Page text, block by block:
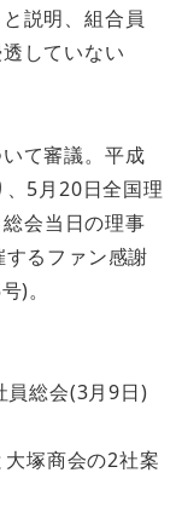
説明、組合員
していない
て審議。平成
5月20日全国理
会当日の理事
るファン感謝
)。
員総会(3月9日)
塚商会の2社案